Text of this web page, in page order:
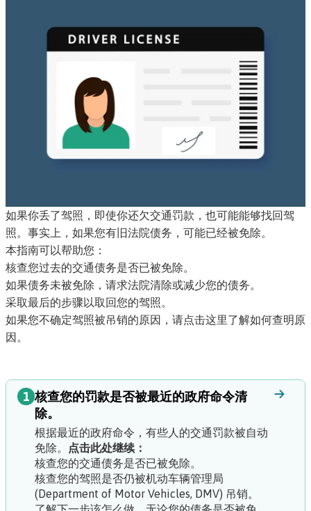
如果你丢了驾照，即使你还欠交通罚款，也可能能够找回驾
照。事实上，如果您有旧法院债务，可能已经被免除。
本指南可以帮助您：
核查您过去的交通债务是否已被免除。
如果债务未被免除，请求法院清除或减少您的债务。
采取最后的步骤以取回您的驾照。
如果您不确定驾照被吊销的原因，请点击这里了解如何查明原
因。
1 核查您的罚款是否被最近的政府命令清
除。
根据最近的政府命令，有些人的交通罚款被自动
免除。
点击此处继续：
核查您的交通债务是否已被免除。
核查您的驾照是否仍被机动车辆管理局
(Department of Motor Vehicles, DMV) 吊销。